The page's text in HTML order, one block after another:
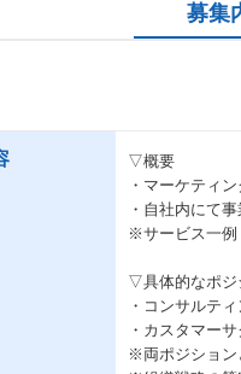
募集
▽概要
・マーケティ
・自社内にて
※サービス一例
▽具体的なポジ
・コンサルテ
・カスタマー
※両ポジション